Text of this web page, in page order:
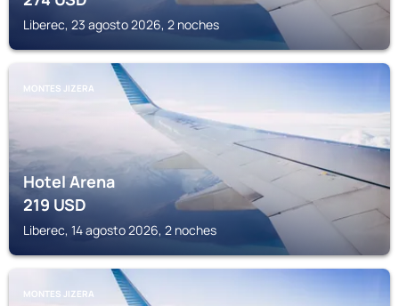
Liberec, 23 agosto 2026, 2 noches
MONTES JIZERA
Hotel Arena
219USD
Liberec, 14 agosto 2026, 2 noches
MONTES JIZERA